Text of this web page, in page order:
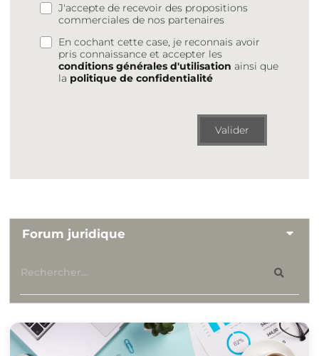
J'accepte de recevoir des propositions
commerciales de nos partenaires
En cochant cette case, je reconnais avoir
pris connaissance et accepter les
conditions générales d'utilisation ainsi que
la politique de confidentialité
Valider
Forum juridique